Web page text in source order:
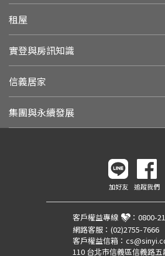
租屋
實登與房訊知識
信義居家
集團與永續發展
加好友 追蹤我們
客戶權益專線 ： 0800-
網路客服： (02)2755-7666
客戶權益信箱：
110 台北市信義區信義路五